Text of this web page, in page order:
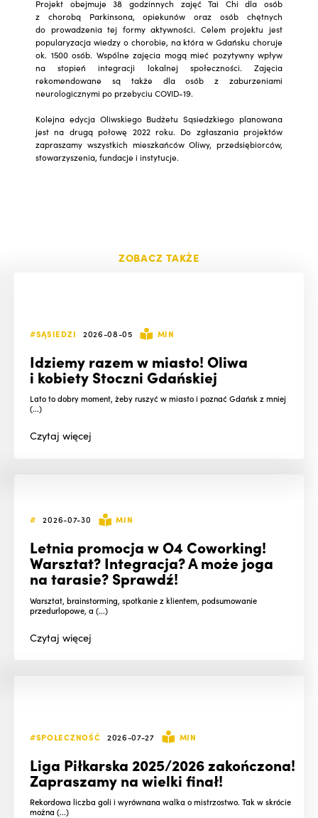
Projekt obejmuje 38 godzinnych zajęć Tai Chi dla osób
z chorobą Parkinsona, opiekunów oraz osób chętnych
do prowadzenia tej formy aktywności. Celem projektu jest
popularyzacja wiedzy o chorobie, na która w Gdańsku choruje
ok. 1500 osób. Wspólne zajęcia mogą mieć pozytywny wpływ
na stopień integracji lokalnej społeczności. Zajęcia
rekomendowane są także dla osób z zaburzeniami
neurologicznymi po przebyciu COVID-19.
Kolejna edycja Oliwskiego Budżetu Sąsiedzkiego planowana
jest na drugą połowę 2022 roku. Do zgłaszania projektów
zapraszamy wszystkich mieszkańców Oliwy, przedsiębiorców,
stowarzyszenia, fundacje i instytucje.
ZOBACZ TAKŻE
#SĄSIEDZI 2026-08-05 MIN
Idziemy razem w miasto! Oliwa
i kobiety Stoczni Gdańskiej
Lato to dobry moment, żeby ruszyć w miasto i poznać Gdańsk z mniej
(...)
Czytajwięcej
# 2026-07-30 MIN
Letnia promocja w O4 Coworking!
Warsztat? Integracja? A może joga
na tarasie? Sprawdź!
Warsztat, brainstorming, spotkanie z klientem, podsumowanie
przedurlopowe, a (...)
Czytajwięcej
#SPOŁECZNOŚĆ 2026-07-27 MIN
Liga Piłkarska 2025/2026 zakończona!
Zapraszamy na wielki finał!
Rekordowa liczba goli i wyrównana walka o mistrzostwo. Tak w skrócie
można (...)